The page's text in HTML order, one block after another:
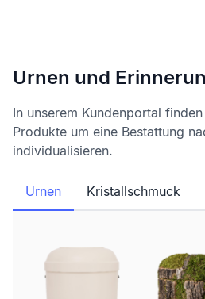
Urnen und
In unserem Kundenportal
Produkte um eine Bestattung
individualisieren.
Urnen Kristallschmuck